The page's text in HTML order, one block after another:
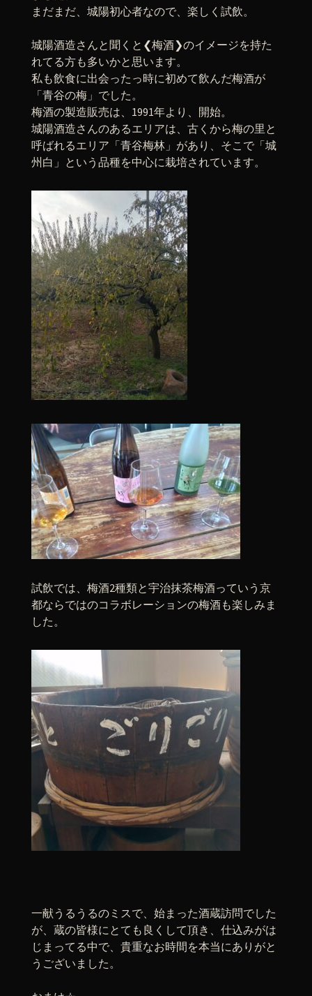
まだまだ、城陽初心者なので、楽しく試飲。
城陽酒造さんと聞くと❮梅酒❯のイメージを持た
れてる方も多いかと思います。
私も飲食に出会ったっ時に初めて飲んだ梅酒が
「青谷の梅」でした。
梅酒の製造販売は、1991年より、開始。
城陽酒造さんのあるエリアは、古くから梅の里と
呼ばれるエリア「青谷梅林」があり、そこで「城
州白」という品種を中心に栽培されています。
試飲では、梅酒2種類と宇治抹茶梅酒っていう京
都ならではのコラボレーションの梅酒も楽しみま
した。
一献うるうるのミスで、始まった酒蔵訪問でした
が、蔵の皆様にとても良くして頂き、仕込みがは
じまってる中で、貴重なお時間を本当にありがと
うございました。